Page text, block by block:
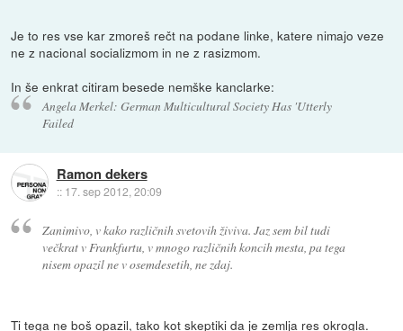
Je to res vse kar zmoreš rečt na podane linke, katere nimajo veze
ne z nacional socializmom in ne z rasizmom.
In še enkrat citiram besede nemške kanclarke:
Angela Merkel: German Multicultural Society Has 'Utterly
Failed
Ramon dekers
:: 17. sep 2012, 20:09
Zanimivo, v kako različnih svetovih živiva. Jaz sem bil tudi
večkrat v Frankfurtu, v mnogo različnih koncih mesta, pa tega
nisem opazil ne v osemdesetih, ne zdaj.
Ti tega ne boš opazil, tako kot skeptiki da je zemlja res okrogla.